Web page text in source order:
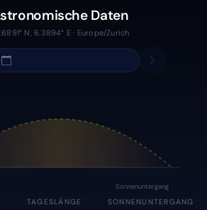
Daten
N, 6.3894° E · Europe/Zurich
Sonnenuntergang
TAGESLÄNGE SONNENUNTERGANG